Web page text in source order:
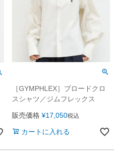
［GYMPHLEX］ブロードクロ
スシャツ／ジムフレックス
販売価格 ¥17,050税込
カートに入れる